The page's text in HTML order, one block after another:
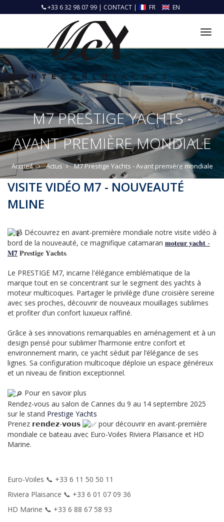
+33 6 32 98 07 99 | CONTACT | FR EN
M7 PRESTIGE YACHTS -
AVANT PREMIÈRE MONDIALE
Accueil Actus M7 Prestige Yachts - Avant première mondiale
VISITE VIDÉO M7 - NOUVEAUTÉ
MLINE
Découvrez en avant-première mondiale notre visite vidéo à
bord de la nouveauté, ce magnifique catamaran 𝐦𝐨𝐭𝐞𝐮𝐫 𝐲𝐚𝐜𝐡𝐭 -
𝐌𝟕 𝐏𝐫𝐞𝐬𝐭𝐢𝐠𝐞 𝐘𝐚𝐜𝐡𝐭𝐬.
Le PRESTIGE M7, incarne l'élégance emblématique de la
marque tout en se concentrant sur le segment des yachts à
moteur multicoques. Partager le privilège d’une croisière sereine
avec ses proches, découvrir de nouveaux mouillages sublimes
et profiter d’un confort luxueux raffiné.
Grâce à ses innovations remarquables en aménagement et à un
design pensé pour sublimer l’harmonie entre confort et
environnement marin, ce yacht séduit par l’élégance de ses
lignes. Sa configuration multicoque déploie un espace généreux
et un niveau de finition exceptionnel.
Pour en savoir plus
Rendez-vous au salon de Cannes du 9 au 14 septembre 2025
sur le stand Prestige Yachts
Prenez 𝗿𝗲𝗻𝗱𝗲𝘇-𝘃𝗼𝘂𝘀
pour découvrir en avant-première
mondiale ce bateau avec Euro-Voiles Riviera Plaisance et HD
Marine.
Euro-Voiles 📞 +33 6 11 50 50 11
Riviera Plaisance 📞 +33 6 01 07 09 36
HD Marine 📞 +33 6 88 67 58 93